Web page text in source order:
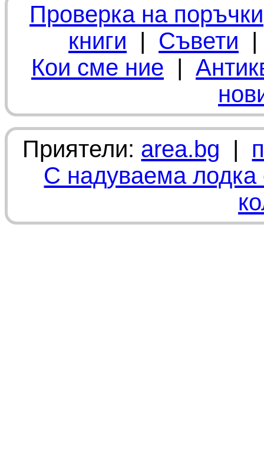
Проверка на поръчки
книги | Съвети
Кои сме ние |
Приятели: area.bg |
С надуваема лодка